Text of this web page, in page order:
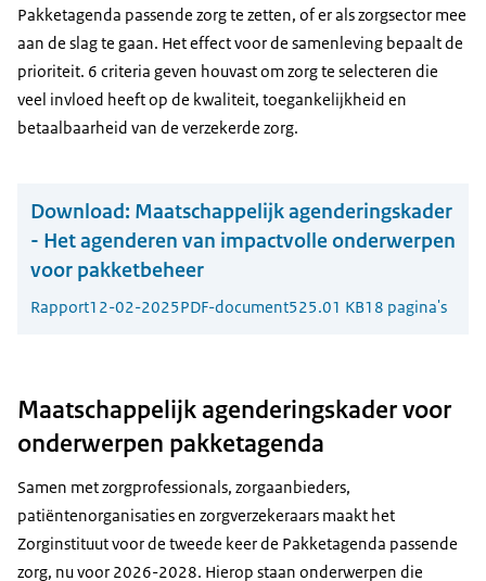
Pakketagenda passende zorg te zetten, of er als zorgsector mee
aan de slag te gaan. Het effect voor de samenleving bepaalt de
prioriteit. 6 criteria geven houvast om zorg te selecteren die
veel invloed heeft op de kwaliteit, toegankelijkheid en
betaalbaarheid van de verzekerde zorg.
Download: Maatschappelijk agenderingskader
- Het agenderen van impactvolle onderwerpen
voor pakketbeheer
Rapport12-02-2025PDF-document525.01 KB18 pagina's
Maatschappelijk agenderingskader voor
onderwerpen pakketagenda
Samen met zorgprofessionals, zorgaanbieders,
patiëntenorganisaties en zorgverzekeraars maakt het
Zorginstituut voor de tweede keer de Pakketagenda passende
zorg, nu voor 2026-2028. Hierop staan onderwerpen die